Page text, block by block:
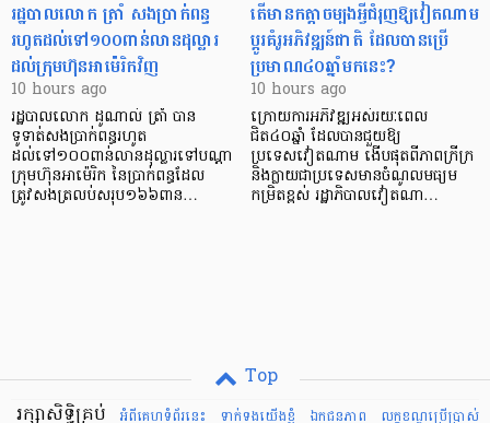
រដ្ឋបាលលោក ត្រាំ សងប្រាក់ពន្ធ
រហូតដល់ទៅ១០០ពាន់លានដុល្លារ
ដល់ក្រុមហ៊ុនអាម៉េរិកវិញ
10 hours ago
រដ្ឋបាលលោក ដូណាល់ ត្រាំ បាន​
ទូទាត់សងប្រាក់ពន្ធរហូត
ដល់ទៅ១០០ពាន់លានដុល្លារទៅបណ្ដា
ក្រុមហ៊ុនអាម៉េរិក នៃប្រាក់ពន្ធដែល
ត្រូវសងត្រលប់សរុប១៦៦ពាន…
តើមានកត្តាចម្បងអ្វីជំរុញឱ្យវៀតណាម
ប្តូរគំរូអភិវឌ្ឍន៍ជាតិ ដែលបានប្រើ
ប្រមាណ៤០ឆ្នាំមកនេះ?
10 hours ago
ក្រោយការអភិវឌ្ឍអស់រយៈពេល
ជិត៤០ឆ្នាំ ដែលបានជួយឱ្យ​
ប្រទេសវៀតណាម ងើប​ផុតពីភាពក្រីក្រ
និងក្លាយជាប្រទេសមានចំណូលមធ្យម
កម្រិតខ្ពស់ រដ្ឋាភិបាលវៀតណា…
Top
អំពីគេហទំព័រនេះ
ទាក់ទងយើងខ្ញំ ឯកជនភាព លក្ខខណ្ឌ​ប្រើ​ប្រាស់
រក្សាសិទ្ធិគ្រប់